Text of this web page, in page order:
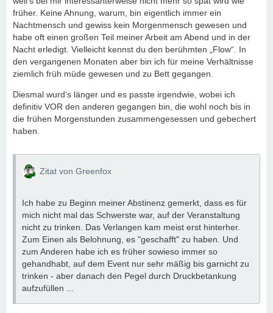
früher. Keine Ahnung, warum, bin eigentlich immer ein
Nachtmensch und gewiss kein Morgenmensch gewesen und
habe oft einen großen Teil meiner Arbeit am Abend und in der
Nacht erledigt. Vielleicht kennst du den berühmten „Flow“. In
den vergangenen Monaten aber bin ich für meine Verhältnisse
ziemlich früh müde gewesen und zu Bett gegangen.
Diesmal wurd‘s länger und es passte irgendwie, wobei ich
definitiv VOR den anderen gegangen bin, die wohl noch bis in
die frühen Morgenstunden zusammengesessen und gebechert
haben.
Zitat von Greenfox
Ich habe zu Beginn meiner Abstinenz gemerkt, dass es für
mich nicht mal das Schwerste war, auf der Veranstaltung
nicht zu trinken. Das Verlangen kam meist erst hinterher.
Zum Einen als Belohnung, es "geschafft" zu haben. Und
zum Anderen habe ich es früher sowieso immer so
gehandhabt, auf dem Event nur sehr mäßig bis garnicht zu
trinken - aber danach den Pegel durch Druckbetankung
aufzufüllen ...